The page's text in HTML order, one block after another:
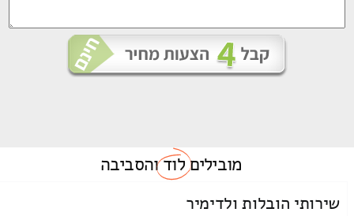
מוביליםלודוהסביבה
שירותי הובלות ולדימיר